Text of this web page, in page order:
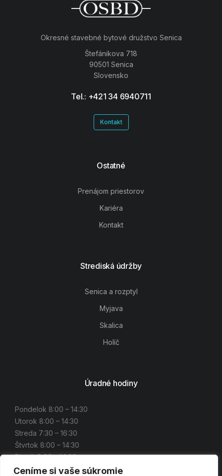
Ceníme si vaše súkromie
Okresné stavebné bytové družstvo Senica
Štefánikova 718
90501 Senica
Slovensko
Tel.: +421 34 6940711
Kontakt
Ostatné
Prenájom priestorov
Kariéra
Kontakt
Strediská údržby
Senica a rozptyl
Myjava
Skalica
Holíč
Úradné hodiny
Pondelok 8:00 – 14:30
Utorok 8:00 – 14:30
Streda 7:30 – 16:30
Štvrtok 8:00 – 14:30
Piatok 8:00 – 14:00